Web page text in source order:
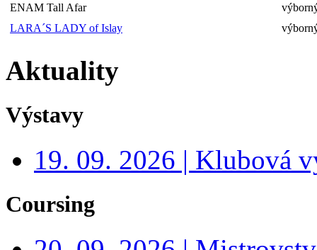
ENAM Tall Afar
LARA´S LADY of Islay
Aktuality
Výstavy
19. 09. 2026 | Klubová
Coursing